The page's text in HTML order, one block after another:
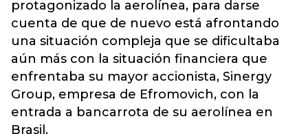
protagonizado la aerolínea, para darse
cuenta de que de nuevo está afrontando
una situación compleja que se dificultaba
aún más con la situación financiera que
enfrentaba su mayor accionista, Sinergy
Group, empresa de Efromovich, con la
entrada a bancarrota de su aerolínea en
Brasil.